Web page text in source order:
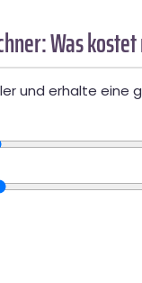
Was
und erhalte eine